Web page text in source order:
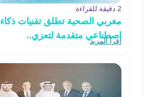
2 دقيقة للقراءة
مغربي الصحية تطلق تقنيات ذكاء
اصطناعي متقدمة لتعزي..
اقرأ المزيد